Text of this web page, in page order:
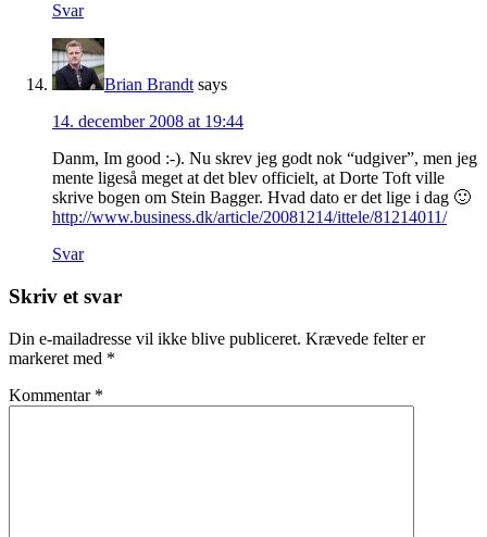
Svar
Brian Brandt says
14. december 2008 at 19:44
Danm, Im good :-). Nu skrev jeg godt nok “udgiver”, men jeg
mente ligeså meget at det blev officielt, at Dorte Toft ville
skrive bogen om Stein Bagger. Hvad dato er det lige i dag 🙂
http://www.business.dk/article/20081214/ittele/81214011/
Svar
Skriv et svar
Din e-mailadresse vil ikke blive publiceret. Krævede felter er
markeret med *
Kommentar *